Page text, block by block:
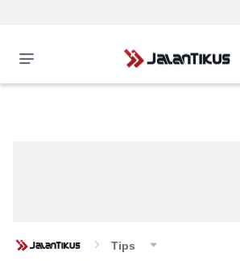
Tips